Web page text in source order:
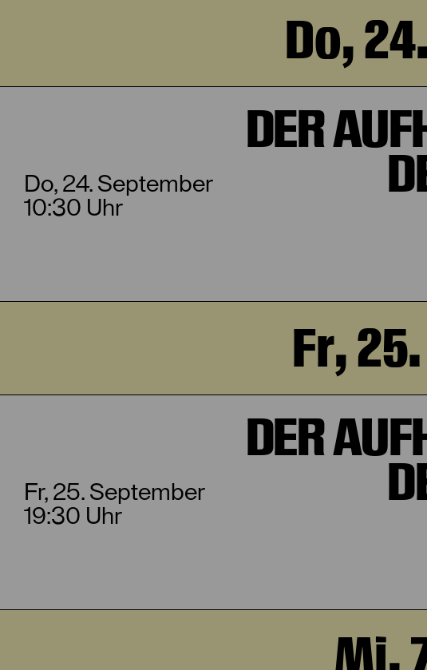
Do,
Do, 24. September
10:30 Uhr
DER
Fr,
Fr, 25. September
19:30 Uhr
DER
Mi,